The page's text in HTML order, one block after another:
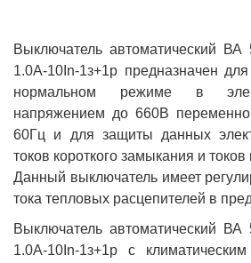
Выключатель автоматический ВА
1.0А-10In-1з+1р предназначен
нормальном режиме в
напряжением до 660В
60Гц и для защиты данных
токов короткого замыкания и токов
Данный выключатель имеет
тока тепловых расцепителей в
Выключатель автоматический ВА
1.0А-10In-1з+1р с